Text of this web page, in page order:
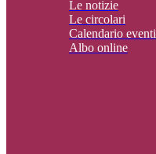
Le notizie
Le circolari
Calendario eventi
Albo online